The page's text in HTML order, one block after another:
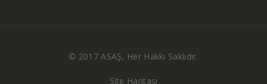
© 2017 ASAŞ, Her Hakkı Saklıdır.
Site Haritası